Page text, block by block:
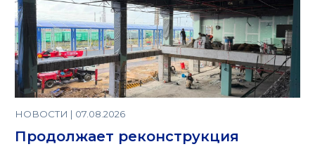
НОВОСТИ | 07.08.2026
Продолжает реконструкция